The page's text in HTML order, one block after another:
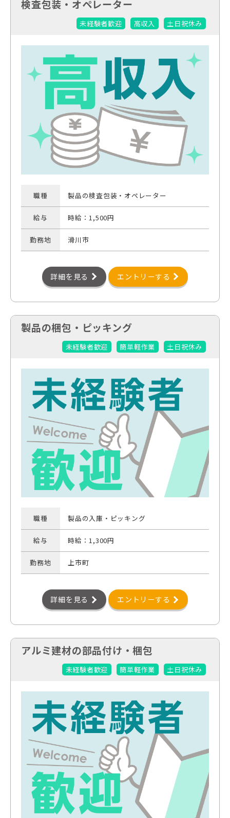
検査包装・オペレーター
未経験者歓迎 高収入 土日祝休み
職種 製品の検査包装・オペレーター
給与 時給：1,500円
勤務地 滑川市
詳細を見る エントリーする
製品の梱包・ピッキング
未経験者歓迎 簡単軽作業 土日祝休み
職種 製品の入庫・ピッキング
給与 時給：1,300円
勤務地 上市町
詳細を見る エントリーする
アルミ建材の部品付け・梱包
未経験者歓迎 簡単軽作業 土日祝休み